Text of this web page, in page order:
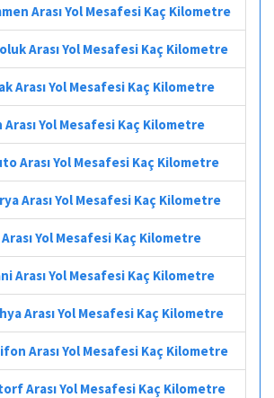
Arası Yol Mesafesi Kaç Kilometre
Arası Yol Mesafesi Kaç Kilometre
Arası Yol Mesafesi Kaç Kilometre
Yol Mesafesi Kaç Kilometre
Arası Yol Mesafesi Kaç Kilometre
Arası Yol Mesafesi Kaç Kilometre
Yol Mesafesi Kaç Kilometre
Arası Yol Mesafesi Kaç Kilometre
Arası Yol Mesafesi Kaç Kilometre
Arası Yol Mesafesi Kaç Kilometre
Arası Yol Mesafesi Kaç Kilometre